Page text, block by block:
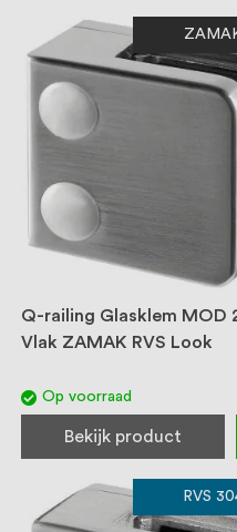
Q-railing Glasklem MOD
Vlak ZAMAK RVS Look
Op voorraad
Bekijk product
RVS